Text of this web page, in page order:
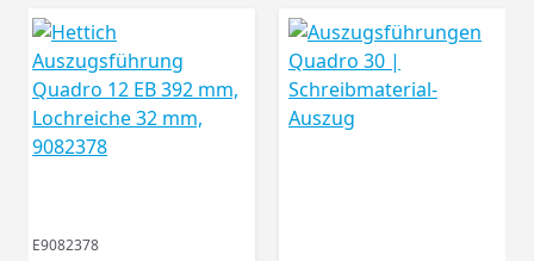
E9082378